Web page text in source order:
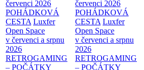
červenci 2026
POHÁDKOVÁ
CESTA Luxfer
Open Space
v červenci a srpnu
2026
RETROGAMING
– POČÁTKY
červenci 2026
POHÁDKOVÁ
CESTA Luxfer
Open Space
v červenci a srpnu
2026
RETROGAMING
– POČÁTKY